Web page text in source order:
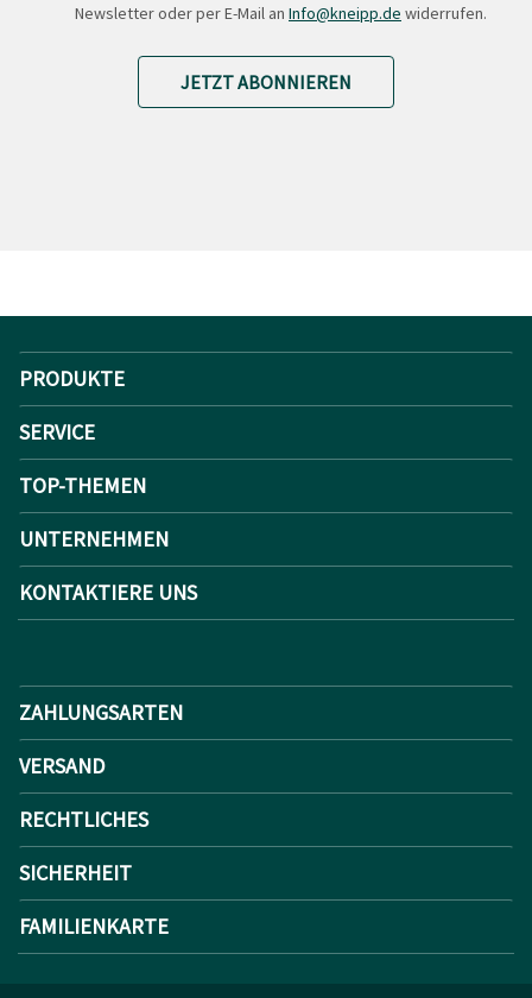
Newsletter oder per E-Mail an Info@kneipp.de widerrufen.
JETZT ABONNIEREN
PRODUKTE
SERVICE
TOP-THEMEN
UNTERNEHMEN
KONTAKTIERE UNS
ZAHLUNGSARTEN
VERSAND
RECHTLICHES
SICHERHEIT
FAMILIENKARTE